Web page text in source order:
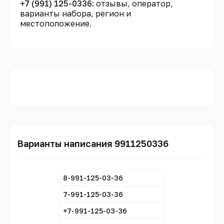
+7 (991) 125-0336: отзывы, оператор,
варианты набора, регион и
местоположение.
Варианты написания 9911250336
8-991-125-03-36
7-991-125-03-36
+7-991-125-03-36